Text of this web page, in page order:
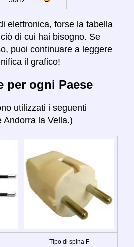
elettronica, forse la tabella
di cui hai bisogno. Se
puoi continuare a leggere
il grafico!
per ogni Paese
utilizzati i seguenti
Andorra la Vella.)
Tipo di spina F